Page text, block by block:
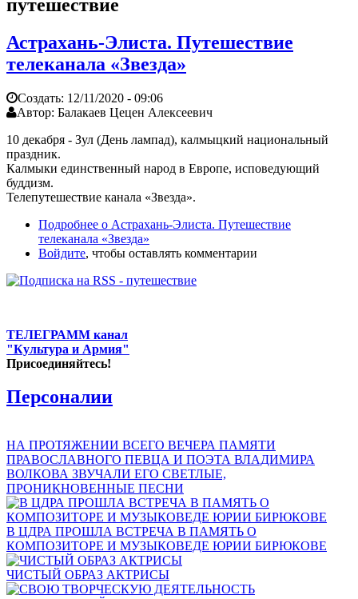
путешествие
Астрахань-Элиста. Путешествие
телеканала «Звезда»
Создать: 12/11/2020 - 09:06
Автор: Балакаев Цецен Алексеевич
10 декабря - Зул (День лампад), калмыцкий национальный
праздник.
Калмыки единственный народ в Европе, исповедующий
буддизм.
Телепутешествие канала «Звезда».
Подробнее о Астрахань-Элиста. Путешествие
телеканала «Звезда»
Войдите, чтобы оставлять комментарии
ТЕЛЕГРАММ канал
"Культура и Армия"
Присоединяйтесь!
Персоналии
НА ПРОТЯЖЕНИИ ВСЕГО ВЕЧЕРА ПАМЯТИ
ПРАВОСЛАВНОГО ПЕВЦА И ПОЭТА ВЛАДИМИРА
ВОЛКОВА ЗВУЧАЛИ ЕГО СВЕТЛЫЕ,
ПРОНИКНОВЕННЫЕ ПЕСНИ
В ЦДРА ПРОШЛА ВСТРЕЧА В ПАМЯТЬ О
КОМПОЗИТОРЕ И МУЗЫКОВЕДЕ ЮРИИ БИРЮКОВЕ
ЧИСТЫЙ ОБРАЗ АКТРИСЫ